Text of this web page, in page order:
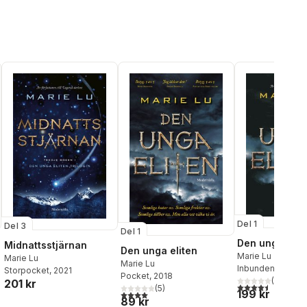
Del 3
Midnattsstjärnan
Marie Lu
Storpocket, 2021
201 kr
Del 1
Den unga eliten
Marie Lu
Pocket, 2018
4,0utav 5 stjärnor. Totalt antal röster:
(5)
89 kr
Del 1
Den unga
Marie Lu
Inbunden
4,5utav 5(
199 kr